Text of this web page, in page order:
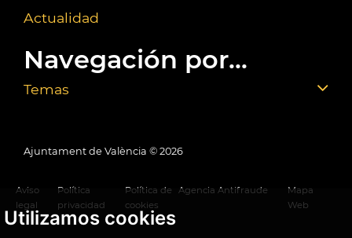
Utilizamos cookies
Actualidad
Navegación por...
Temas
Ajuntament de València © 2026
Aviso
legal
Política
privacidad
Política de
cookies
Agencia Antifraude
Mapa
Web